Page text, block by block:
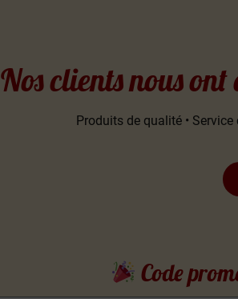
Nos clients nous
Produits de qualité •
Code